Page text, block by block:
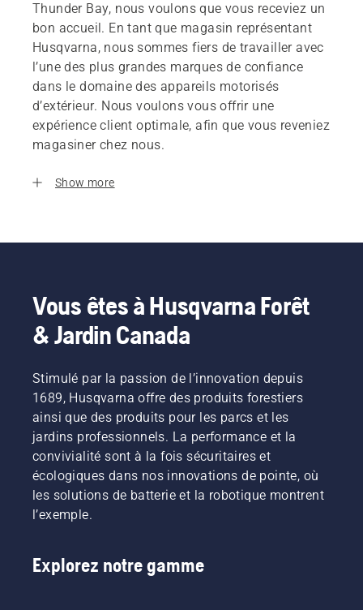
Thunder Bay, nous voulons que vous receviez un
bon accueil. En tant que magasin représentant
Husqvarna, nous sommes fiers de travailler avec
l’une des plus grandes marques de confiance
dans le domaine des appareils motorisés
d’extérieur. Nous voulons vous offrir une
expérience client optimale, afin que vous reveniez
magasiner chez nous.
Show more
Vous êtes à Husqvarna Forêt
& Jardin Canada
Stimulé par la passion de l’innovation depuis
1689, Husqvarna offre des produits forestiers
ainsi que des produits pour les parcs et les
jardins professionnels. La performance et la
convivialité sont à la fois sécuritaires et
écologiques dans nos innovations de pointe, où
les solutions de batterie et la robotique montrent
l’exemple.
Explorez notre gamme